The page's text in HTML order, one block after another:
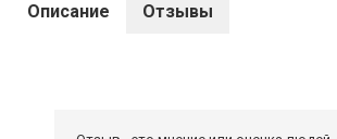
Описание Отзывы